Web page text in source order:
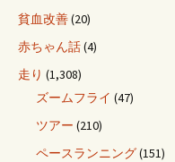
貧血改善(20)
赤ちゃん話(4)
走り (1,308)
ズームフライ (47)
ツアー (210)
ペースランニング(151)